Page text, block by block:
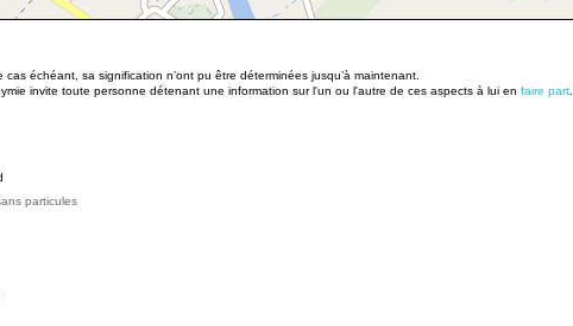
échéant, sa signification n’ont pu être déterminées jusqu’à maintenant.
invite toute personne détenant une information sur l'un ou l'autre de ces aspects à lui en faire part
particules